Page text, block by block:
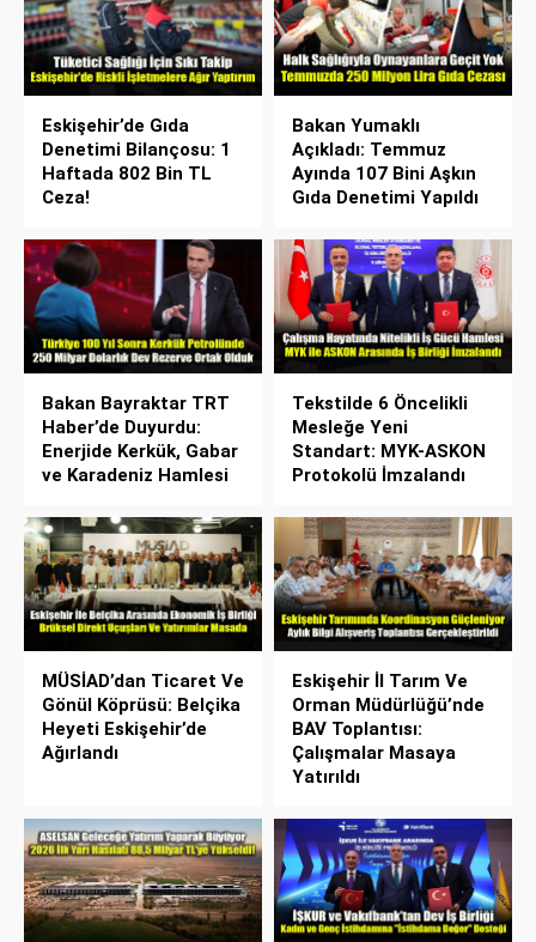
Eskişehir’de Gıda
Denetimi Bilançosu: 1
Haftada 802 Bin TL
Ceza!
Bakan Yumaklı
Açıkladı: Temmuz
Ayında 107 Bini Aşkın
Gıda Denetimi Yapıldı
Bakan Bayraktar TRT
Haber’de Duyurdu:
Enerjide Kerkük, Gabar
ve Karadeniz Hamlesi
Tekstilde 6 Öncelikli
Mesleğe Yeni
Standart: MYK-ASKON
Protokolü İmzalandı
MÜSİAD’dan Ticaret Ve
Gönül Köprüsü: Belçika
Heyeti Eskişehir’de
Ağırlandı
Eskişehir İl Tarım Ve
Orman Müdürlüğü’nde
BAV Toplantısı:
Çalışmalar Masaya
Yatırıldı